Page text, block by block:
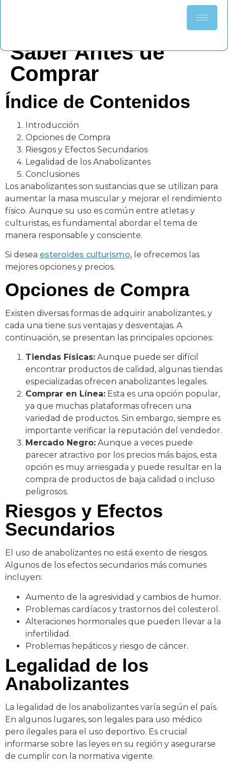
Anabolizantes: Lo
Saber Antes de
Comprar
Índice de Contenidos
Introducción
Opciones de Compra
Riesgos y Efectos Secundarios
Legalidad de los Anabolizantes
Conclusiones
Los anabolizantes son sustancias que se utilizan para
aumentar la masa muscular y mejorar el rendimiento
físico. Aunque su uso es común entre atletas y
culturistas, es fundamental abordar el tema de
manera responsable y consciente.
Si desea esteroides culturismo, le ofrecemos las
mejores opciones y precios.
Opciones de Compra
Existen diversas formas de adquirir anabolizantes, y
cada una tiene sus ventajas y desventajas. A
continuación, se presentan las principales opciones:
Tiendas Físicas: Aunque puede ser difícil
encontrar productos de calidad, algunas tiendas
especializadas ofrecen anabolizantes legales.
Comprar en Línea: Esta es una opción popular,
ya que muchas plataformas ofrecen una
variedad de productos. Sin embargo, siempre es
importante verificar la reputación del vendedor.
Mercado Negro: Aunque a veces puede
parecer atractivo por los precios más bajos, esta
opción es muy arriesgada y puede resultar en la
compra de productos de baja calidad o incluso
peligrosos.
Riesgos y Efectos
Secundarios
El uso de anabolizantes no está exento de riesgos.
Algunos de los efectos secundarios más comunes
incluyen:
Aumento de la agresividad y cambios de humor.
Problemas cardíacos y trastornos del colesterol.
Alteraciones hormonales que pueden llevar a la
infertilidad.
Problemas hepáticos y riesgo de cáncer.
Legalidad de los
Anabolizantes
La legalidad de los anabolizantes varía según el país.
En algunos lugares, son legales para uso médico
pero ilegales para el uso deportivo. Es crucial
informarse sobre las leyes en su región y asegurarse
de cumplir con la normativa vigente.